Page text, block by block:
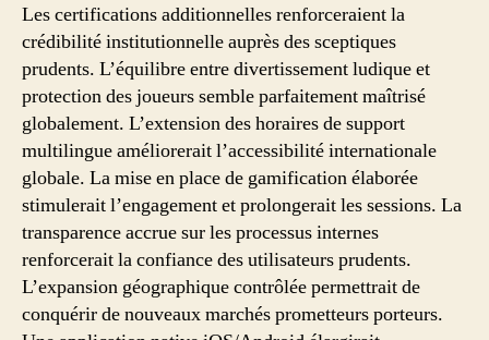
Les certifications additionnelles renforceraient la
crédibilité institutionnelle auprès des sceptiques
prudents. L’équilibre entre divertissement ludique et
protection des joueurs semble parfaitement maîtrisé
globalement. L’extension des horaires de support
multilingue améliorerait l’accessibilité internationale
globale. La mise en place de gamification élaborée
stimulerait l’engagement et prolongerait les sessions. La
transparence accrue sur les processus internes
renforcerait la confiance des utilisateurs prudents.
L’expansion géographique contrôlée permettrait de
conquérir de nouveaux marchés prometteurs porteurs.